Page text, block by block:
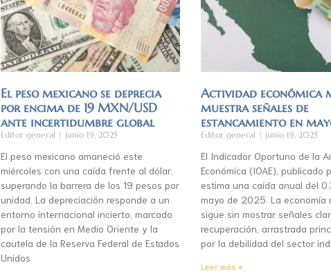
El peso mexicano se deprecia
por encima de 19 MXN/USD
ante incertidumbre global
Editor general junio 19, 2025
El peso mexicano amaneció este
miércoles con una caída frente al dólar,
superando la barrera de los 19 pesos por
unidad. La depreciación responde a un
entorno internacional incierto, marcado
por la tensión en Medio Oriente y la
cautela de la Reserva Federal de Estados
Unidos.
Actividad económica
muestra señales de
estancamiento en
Editor general junio 19, 2025
El Indicador Oportuno de la
Económica (IOAE), publicado
estima una caída anual del
mayo de 2025. La economía
sigue sin mostrar señales
recuperación, arrastrada
por la debilidad del sector
Leer más »